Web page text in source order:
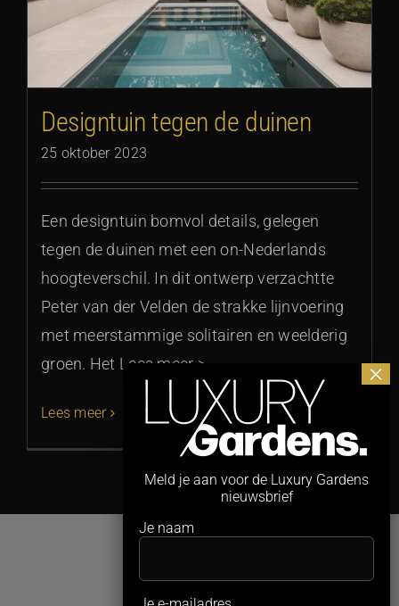
Designtuin tegen de duinen
25 oktober 2023
Een designtuin bomvol details, gelegen
tegen de duinen met een on-Nederlands
hoogteverschil. In dit ontwerp verzachtte
Peter van der Velden de strakke lijnvoering
met meerstammige solitairen en weelderig
groen. Het Lees meer >
Lees meer
Meld je aan voor de Luxury Gardens
nieuwsbrief
Je naam